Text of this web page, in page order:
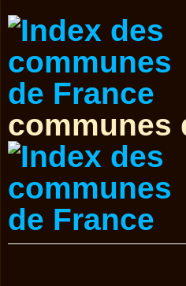
communes